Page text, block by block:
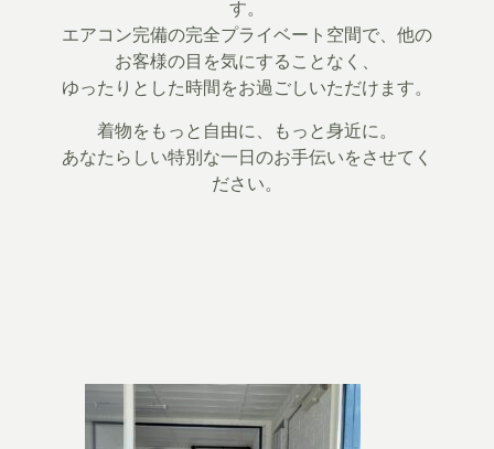
す。
エアコン完備の完全プライベート空間で、他の
お客様の目を気にすることなく、
ゆったりとした時間をお過ごしいただけます。
着物をもっと自由に、もっと身近に。
あなたらしい特別な一日のお手伝いをさせてく
ださい。